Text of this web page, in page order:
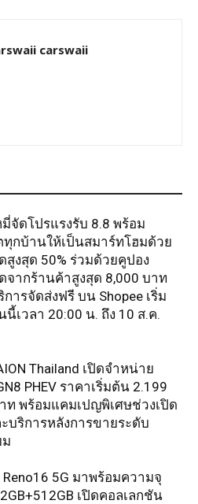
carswaii
มี่จัดโปรแรงรับ 8.8 พร้อม
ทุกบ้านให้เป็นสมาร์ทโฮมด้วย
สูงสุด 50% ร่วมด้วยคูปอง
จากร้านค้าสูงสุด 8,000 บาท
การจัดส่งฟรี บน Shopee เริ่ม
นี้เวลา 20:00 น. ถึง 10 ส.ค.
Thailand เปิดจำหน่าย
PHEV ราคาเริ่มต้น 2.199
ท พร้อมแคมเปญพิเศษช่วงเปิด
บริการหลังการขายระดับ
ม
Reno16 5G มาพร้อมความจุ
เปิดคอลเลกชัน